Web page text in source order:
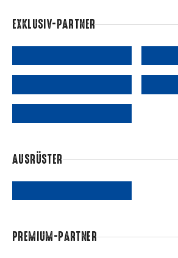
EXKLUSIV-PARTNER
AUSRÜSTER
PREMIUM-PARTNER